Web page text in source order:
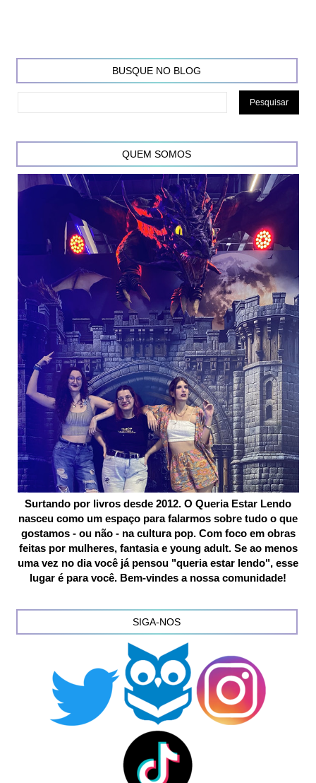
BUSQUE NO BLOG
QUEM SOMOS
Surtando por livros desde 2012. O Queria Estar Lendo
nasceu como um espaço para falarmos sobre tudo o que
gostamos - ou não - na cultura pop. Com foco em obras
feitas por mulheres, fantasia e young adult. Se ao menos
uma vez no dia você já pensou "queria estar lendo", esse
lugar é para você. Bem-vindes a nossa comunidade!
SIGA-NOS